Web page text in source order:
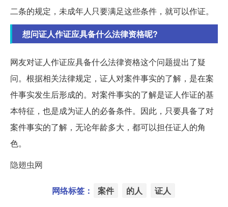
二条的规定，未成年人只要满足这些条件，就可以作证。
想问证人作证应具备什么法律资格呢?
网友对证人作证应具备什么法律资格这个问题提出了疑
问。根据相关法律规定，证人对案件事实的了解，是在案
件事实发生后形成的。对案件事实的了解是证人作证的基
本特征，也是成为证人的必备条件。因此，只要具备了对
案件事实的了解，无论年龄多大，都可以担任证人的角
色。
隐翅虫网
网络标签： 案件 的人 证人